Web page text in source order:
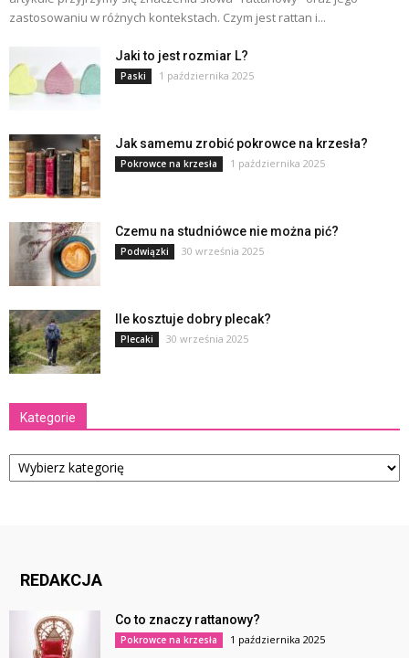
zastosowaniu w różnych kontekstach. Czym jest rattan i...
Jaki to jest rozmiar L?
Paski 1 października 2025
Jak samemu zrobić pokrowce na krzesła?
Pokrowce na krzesła 1 października 2025
Czemu na studniówce nie można pić?
Podwiązki 30 września 2025
Ile kosztuje dobry plecak?
Plecaki 30 września 2025
Kategorie
Kategorie
REDAKCJA
Co to znaczy rattanowy?
Pokrowce na krzesła 1 października 2025